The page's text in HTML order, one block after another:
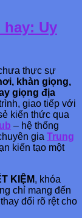
Uy
thực sự
khàn giọng,
giọng địa
giao tiếp với
kiến thức qua
– hệ thống
gia Trung
kiến tạo một
KIỆM, khóa
chỉ mang đến
đổi rõ rệt cho